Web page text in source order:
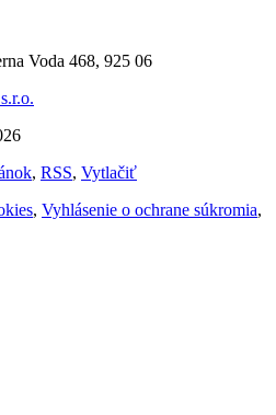
Voda 468, 925 06
, RSS, Vytlačiť
, Vyhlásenie o ochrane súkromia,